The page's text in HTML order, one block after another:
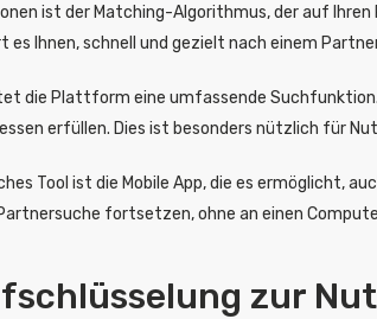
ist der Matching-Algorithmus, der auf
es Ihnen, schnell und gezielt nach einem
die Plattform eine umfassende
erfüllen. Dies ist besonders nützlich für
Tool ist die Mobile App, die es ermöglicht,
fortsetzen, ohne an einen
zur